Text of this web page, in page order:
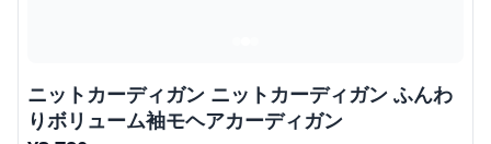
ニットカーディガン ニットカーディガン ふんわ
りボリューム袖モヘアカーディガン